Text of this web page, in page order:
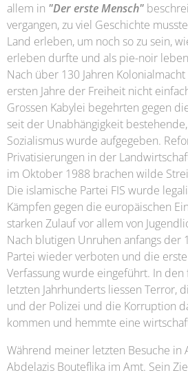
allem in "Der erste Mensch"
vergangen, zu viel Geschichte
Land erleben, um noch so zu sein,
erleben durfte und als pie-noir
Nach über 130 Jahren
ersten Jahre der Freiheit nicht
Grossen Kabylei begehrten gegen
seit der Unabhängigkeit
Sozialismus wurde aufgegeben.
Privatisierungen in der
im Oktober 1988 brachen wilde
Die islamische Partei FIS wurde
Kämpfen gegen die europäischen
starken Zulauf vor allem von
Nach blutigen Unruhen anfangs der
Partei wieder verboten und die
Verfassung wurde eingeführt. In den
letzten Jahrhunderts liessen Terror,
und der Polizei und die Korruption
kommen und hemmte eine
Während meiner letzten Besuche in
Abdelazis Bouteflika im Amt. Sein